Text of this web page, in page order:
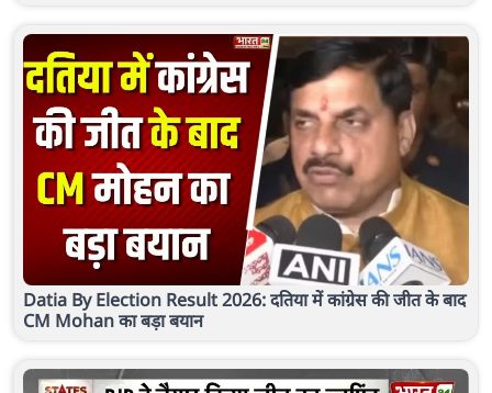
Datia By Election Result 2026: दतिया में कांग्रेस की जीत के बाद
CM Mohan का बड़ा बयान